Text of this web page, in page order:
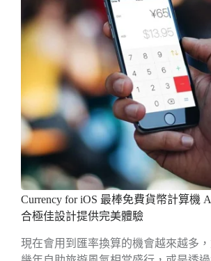
Currency for iOS 最棒免費貨幣計算機
合極佳設計提供完美體驗
現在會用到匯率換算的機會越來越多